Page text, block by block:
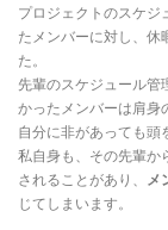
プロジェクトのスケ
たメンバーに対し、休
た。
先輩のスケジュール管
かったメンバーは肩身
自分に非があっても頭
私自身も、その先輩か
されることがあり、 メ
じてしまいます。